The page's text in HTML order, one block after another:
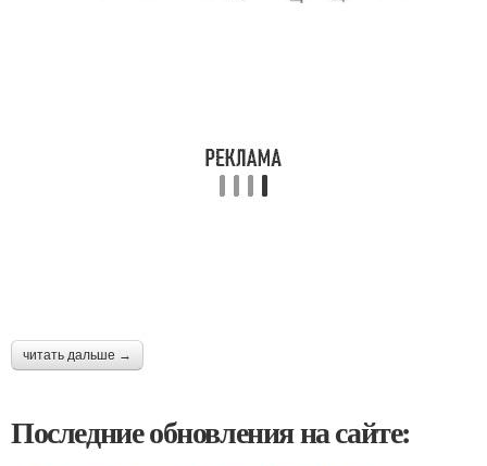
читать дальше →
Последние обновления на сайте: